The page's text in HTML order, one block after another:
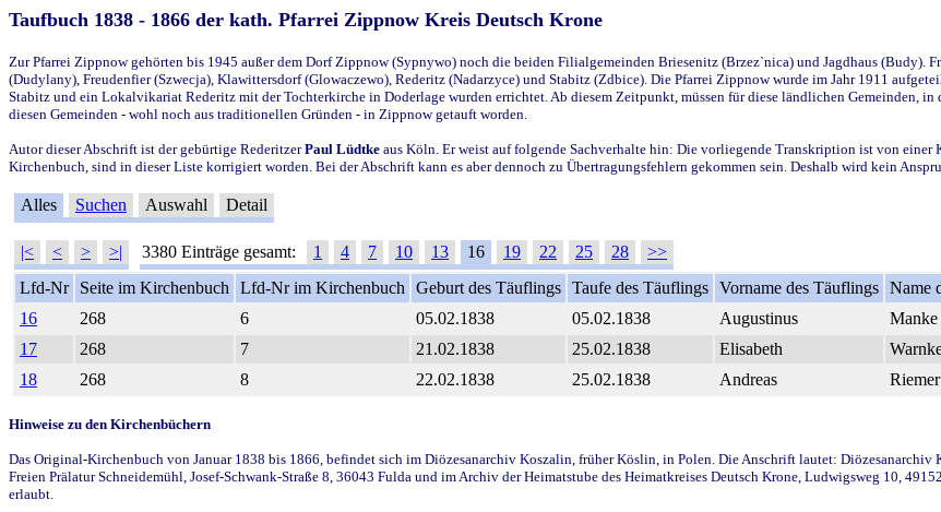
Taufbuch 1838 - 1866 der kath. Pfarrei Zippnow Kreis Deutsch Krone
Zur Pfarrei Zippnow gehörten bis 1945 außer dem Dorf Zippnow (Sypnywo) noch die beiden Filialgemeinden Briesenitz (Brzez`nica) und Jagdhaus (Budy).
(Dudylany), Freudenfier (Szwecja), Klawittersdorf (Glowaczewo), Rederitz (Nadarzyce) und Stabitz (Zdbice). Die Pfarrei Zippnow wurde im Jahr 1911
Stabitz und ein Lokalvikariat Rederitz mit der Tochterkirche in Doderlage wurden errichtet. Ab diesem Zeitpunkt, müssen für diese ländlichen Gemeinden, in
diesen Gemeinden - wohl noch aus traditionellen Gründen - in Zippnow getauft worden.
Autor dieser Abschrift ist der gebürtige RederitzerPaul Lüdtke aus Köln. Er weist auf folgende Sachverhalte hin: Die vorliegende Transkription ist von
Kirchenbuch, sind in dieser Liste korrigiert worden. Bei der Abschrift kann es aber dennoch zu Übertragungsfehlern gekommen sein. Deshalb wird kein
Alles Suchen Auswahl Detail
|< < > >| 3380 Einträge gesamt: 1 4 7 10 13 16 19 22 25 28
>>
Lfd-Nr
Seite im Kirchenbuch Lfd-Nr im Kirchenbuch Geburt des Täuflings Taufe des Täuflings Vorname des Täuflings Name
16
268 6 05.02.1838 05.02.1838 Augustinus Manke
17
268 7 21.02.1838 25.02.1838 Elisabeth
18
268 8 22.02.1838 25.02.1838 Andreas Riemer
Hinweise zu den Kirchenbüchern
Das Original-Kirchenbuch von Januar 1838 bis 1866, befindet sich im Diözesanarchiv Koszalin, früher Köslin, in Polen. Die Anschrift lautet:
Freien Prälatur Schneidemühl, Josef-Schwank-Straße 8, 36043 Fulda und im Archiv der Heimatstube des Heimatkreises Deutsch Krone, Ludwigsweg 10,
erlaubt.